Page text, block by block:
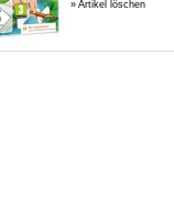
» Artikel löschen